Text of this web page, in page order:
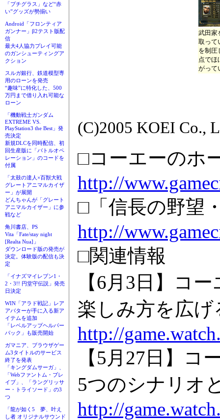
「プチグラス」など“赤
い”グッズが勢揃い
Android「フロンティア
ガンナー」β2テスト版配
信
最大4人協力プレイ可能
のガンシューティングア
クション
スルガ銀行、鉄道模型専
用のローンを発売
“趣味”に特化した、500
万円まで借り入れ可能な
ローン
「機動戦士ガンダム
EXTREME VS.
PlayStation3 the Best」発
売決定
新規DLCを同時配信、初
回生産版に「バトルオペ
レーション」のコードを
付属
「太鼓の達人×百獣大戦
グレートアニマルカイザ
ー」が展開
どんちゃんが「グレート
アニマルカイザー」に参
戦など
角川書店、PS
Vita「Fate/stay night
[Realta Nua]」
ダウンロード版の発売が
決定。体験版の配信も決
定
「イナズマイレブン1・
2・3!! 円堂守伝説」発売
日決定
WIN「アラド戦記」レア
アバターが手に入る新ア
イテムを追加
「レベルアップヘルパー
パック」も販売開始
ガマニア、ブラウザゲー
ム3タイトルのサービス
終了を発表
「キングダムサーガ」、
「Webファントム・ブレ
イブ」、「ラングリッサ
ー・トライソード」の3
つ
「龍が如く5 夢、叶え
し者 オリジナルサウンド
武田家
取って
を制圧
点でほ
がって
(C)2005 KOEI Co.,
□コーエーのホ
http://
□「信長の野望
http://
□関連情報
【6月3日】コ
楽しみ方を広げ
http://
【5月27日】コ
5つのシナリオ
http://